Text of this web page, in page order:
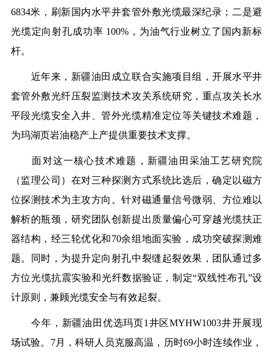
6834米，刷新国内水平井套管外敷光缆最深纪录；二是避
光缆定向射孔成功率 100%，为油气行业树立了国内新标
杆。
近年来，新疆油田成立联合实施项目组，开展水平井
套管外敷光纤压裂监测技术攻关系统研究，重点攻关长水
平段光缆安全入井、管外光缆精准定位等关键技术难题，
为玛湖页岩油稳产上产提供重要技术支撑。
面对这一核心技术难题，新疆油田采油工艺研究院
（监理公司）在对三种探测方式系统比选后，确定以磁方
位探测技术为主攻方向。针对磁通量信号微弱、方位难以
解析的瓶颈，研究团队创新提出质量偏心可穿越光缆扶正
器结构，经三轮优化和70余组地面实验，成功突破探测难
题。同时，为提升定向射孔中裂缝起裂效果，团队通过多
方位光缆抗震实验和光纤数据验证，制定“双线性布孔”设
计原则，兼顾光缆安全与有效起裂。
今年，新疆油田优选玛页1井区MYHW1003井开展现
场试验。7月，科研人员克服高温，历时69小时连续作业，